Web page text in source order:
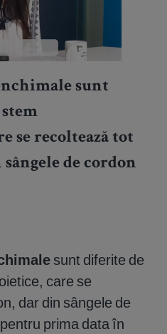
sunt
se recoltează tot
de cordon
sunt diferite de
care se
dar din sângele de
prima data în